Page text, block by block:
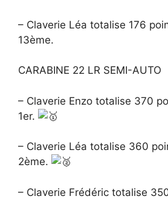
– Claverie Léa totalise 176
13ème.
CARABINE 22 LR SEMI-AUTO
– Claverie Enzo totalise 370
1er.
– Claverie Léa totalise 360
2ème.
– Claverie Frédéric totalise